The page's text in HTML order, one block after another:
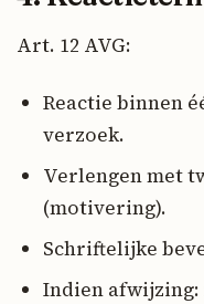
Art. 12 AVG:
Reactie binnen
verzoek.
Verlengen met
(motivering).
Schriftelijke
Indien